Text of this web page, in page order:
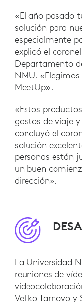
«El año pasado
solución para
especialmente
explicó el
Departamento
NMU.
MeetUp».
«Estos
gastos de viaje
concluyó el
solución
personas están
un buen
dirección».
La Universidad
reuniones de
Veliko Tarnovo